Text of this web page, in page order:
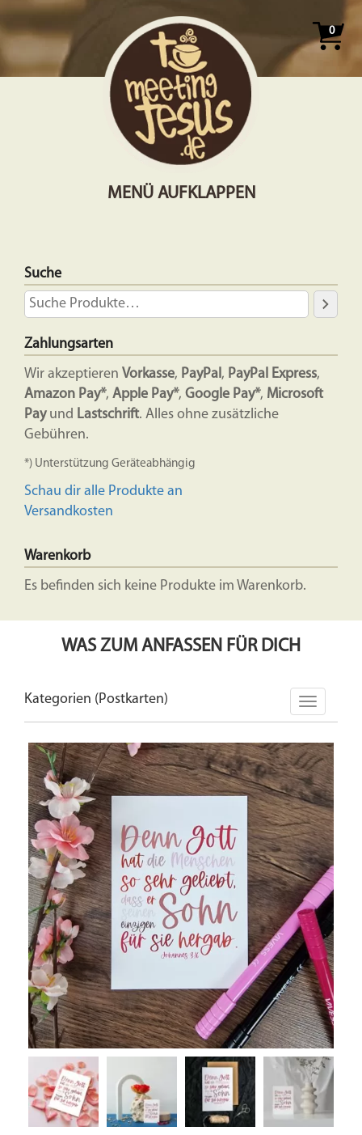
0
MENÜ AUFKLAPPEN
Suche
Zahlungsarten
Wir akzeptieren Vorkasse, PayPal, PayPal Express,
Amazon Pay*, Apple Pay*, Google Pay*, Microsoft
Payund Lastschrift. Alles ohne zusätzliche
Gebühren.
*) Unterstützung Geräteabhängig
Schau dir alle Produkte an
Versandkosten
Warenkorb
Es befinden sich keine Produkte im Warenkorb.
WAS ZUM ANFASSEN FÜR DICH
Kategorien (Postkarten)